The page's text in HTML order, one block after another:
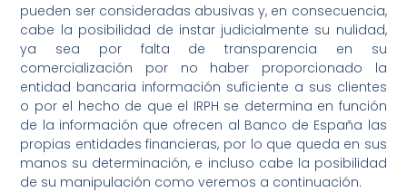
pueden ser consideradas abusivas y, en consecuencia,
cabe la posibilidad de instar judicialmente su nulidad,
ya sea por falta de transparencia en su
comercialización por no haber proporcionado la
entidad bancaria información suficiente a sus clientes
o por el hecho de que el IRPH se determina en función
de la información que ofrecen al Banco de España las
propias entidades financieras, por lo que queda en sus
manos su determinación, e incluso cabe la posibilidad
de su manipulación como veremos a continuación.